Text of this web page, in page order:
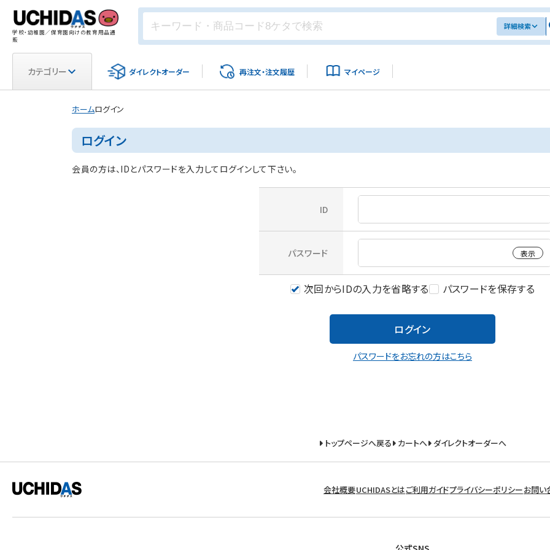
学校・幼稚園／保育園向けの教育用品通
販
詳細検索
カテゴリー ダイレクトオーダー 再注文・注文履歴 マイページ
ホームログイン
ログイン
会員の方は、IDとパスワードを入力してログインして下さい。
ID
パスワード 表示
次回からIDの入力を省略する パスワードを保存する
ログイン
パスワードをお忘れの方はこちら
トップページへ戻る カートへ ダイレクトオーダーへ
会社概要UCHIDASとはご利用ガイドプライバシーポリシーお問い